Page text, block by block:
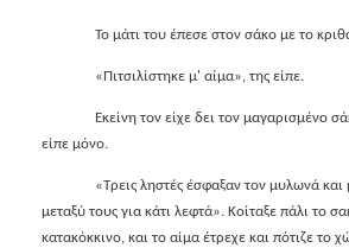
Το μάτι του έπεσε στον σάκο με το
«Πιτσιλίστηκε μ' αίμα», της είπε.
Εκείνη τον είχε δει τον μαγαρισμένο
είπε μόνο.
«Τρεις ληστές έσφαξαν τον μυλωνά
μεταξύ τους για κάτι λεφτά». Κοίταξε πάλι το
κατακόκκινο, και το αίμα έτρεχε και πότιζε το